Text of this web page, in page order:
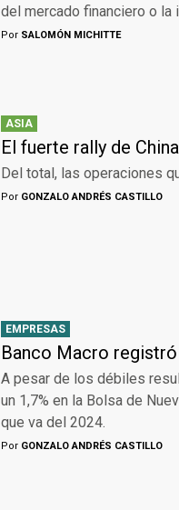
del mercado financiero o la
Por SALOMÓN MICHITTE
ASIA
El fuerte rally de
Del total, las operaciones
Por GONZALO ANDRÉS CASTILLO
EMPRESAS
Banco Macro
A pesar de los débiles
un 1,7% en la Bolsa de
que va del 2024.
Por GONZALO ANDRÉS CASTILLO